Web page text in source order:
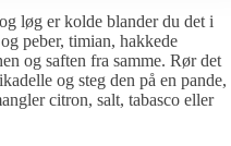
løg er kolde blander du det i
peber, timian, hakkede
og saften fra samme. Rør det
og steg den på en pande,
citron, salt, tabasco eller